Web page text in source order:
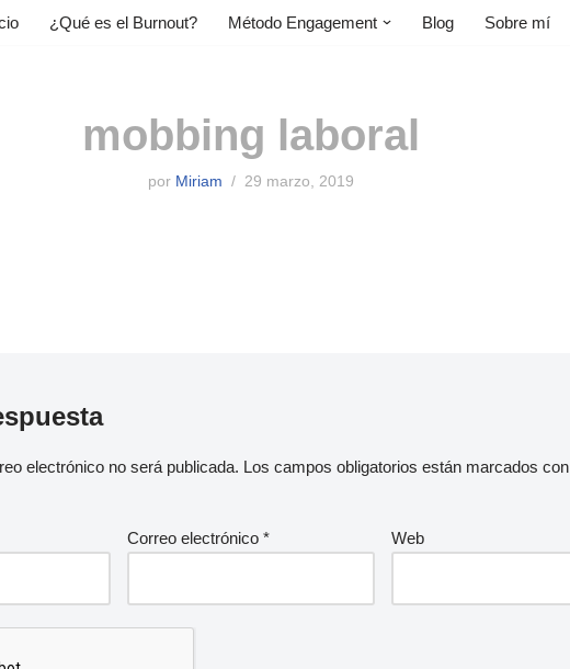
¿Qué es el Burnout? Método Engagement Blog Sobre mí
mobbing laboral
por Miriam 29 marzo, 2019
electrónico no será publicada. Los campos obligatorios están marcados con
Correo electrónico * Web